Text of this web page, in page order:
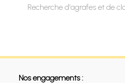
Recherche d'agrafes et de
Nos engagements :